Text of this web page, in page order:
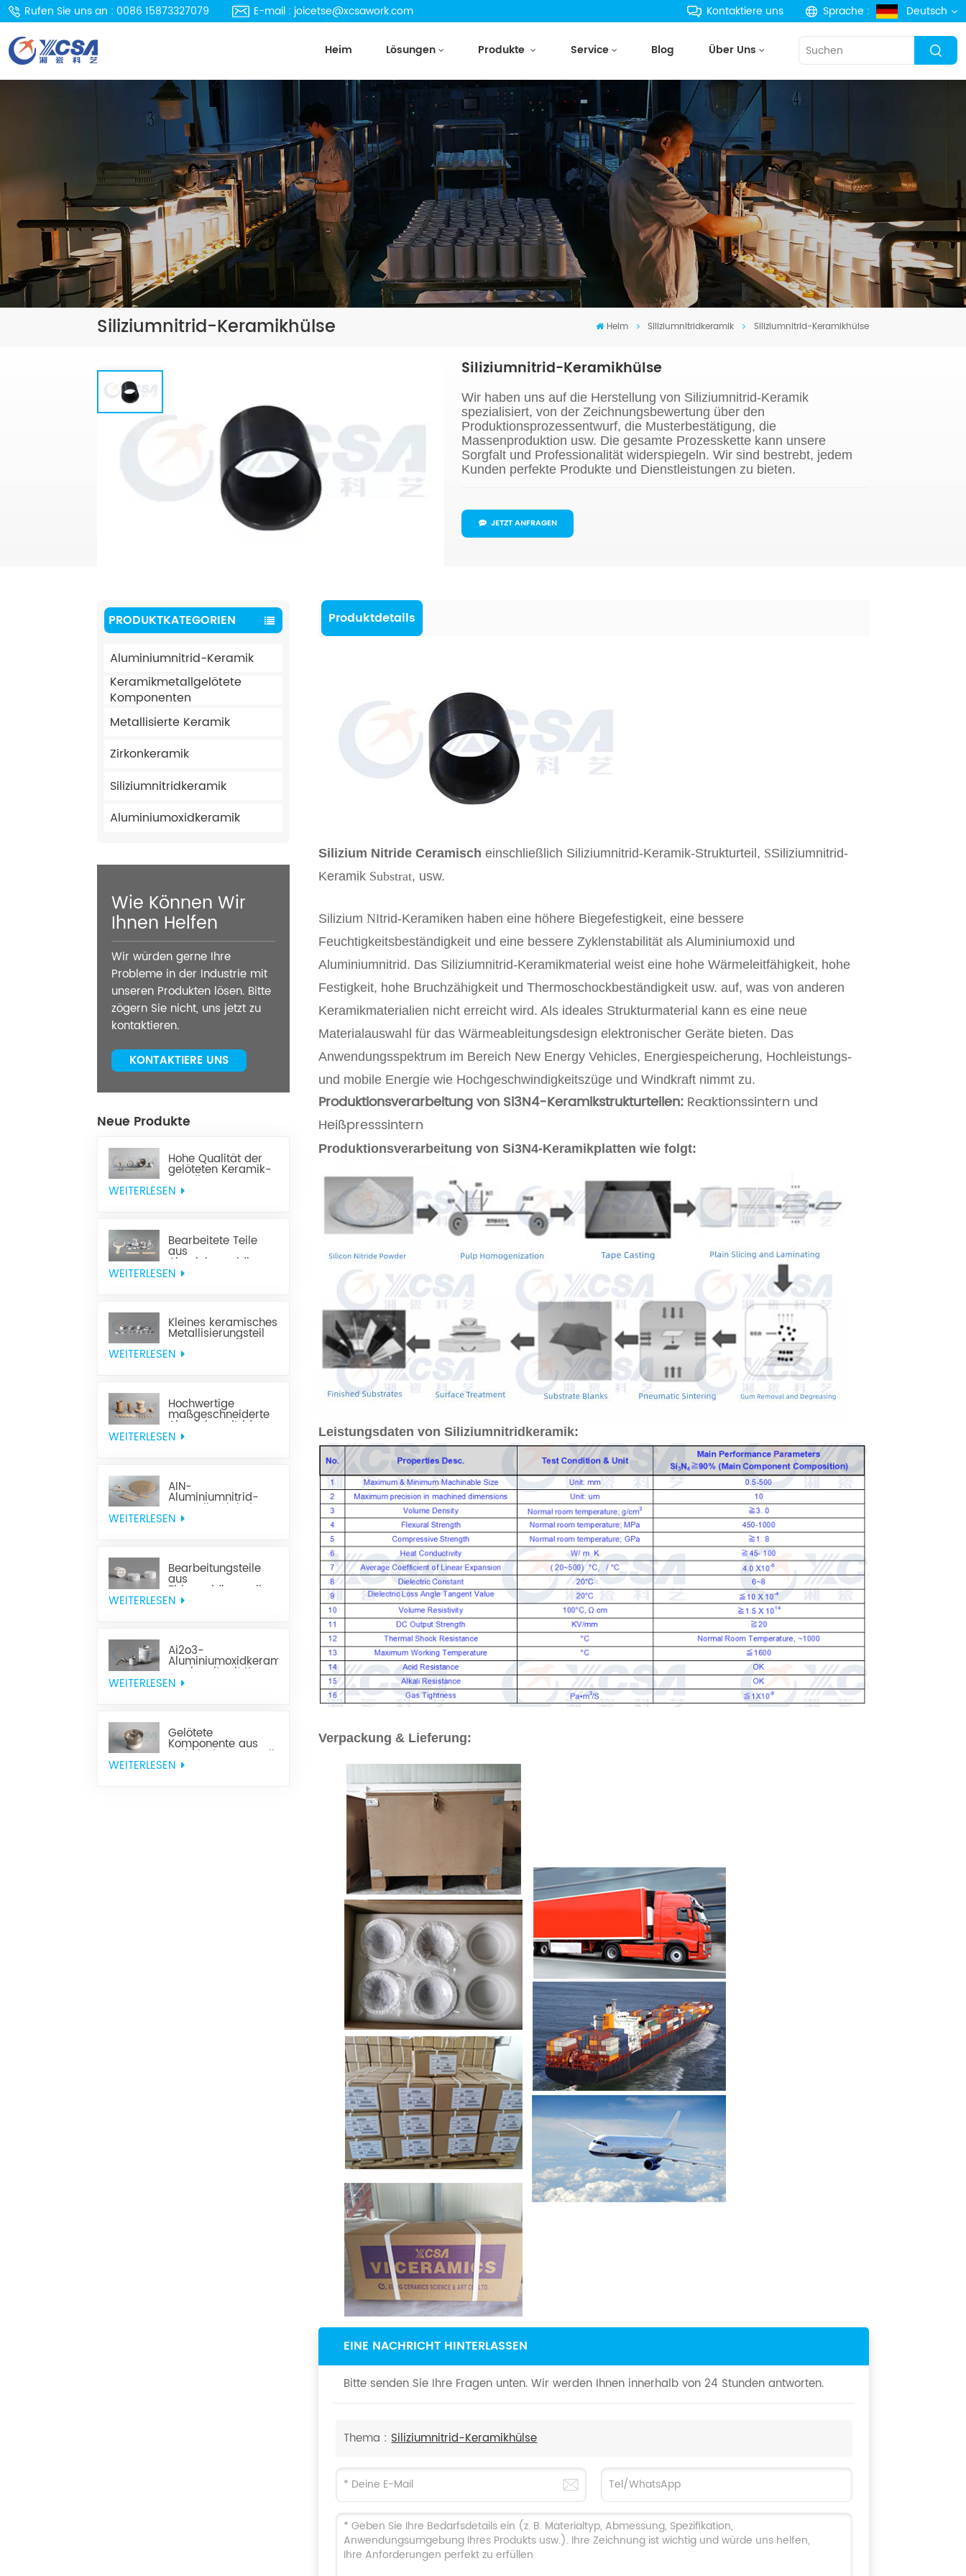
Rufen Sie uns an : 0086 15873327079 E-mail : joicetse@xcsawork.com Kontaktiere uns Sprache : Deutsch
русский
português
한국의
Türkçe
Heim Lösungen Produkte Service Blog Über Uns
Siliziumnitrid-Keramikhülse Heim Siliziumnitridkeramik Siliziumnitrid-Keramikhülse
Siliziumnitrid-Keramikhülse
Wir haben uns auf die Herstellung von Siliziumnitrid-Keramik
spezialisiert, von der Zeichnungsbewertung über den
Produktionsprozessentwurf, die Musterbestätigung, die
Massenproduktion usw. Die gesamte Prozesskette kann unsere
Sorgfalt und Professionalität widerspiegeln. Wir sind bestrebt, jedem
Kunden perfekte Produkte und Dienstleistungen zu bieten.
JETZT ANFRAGEN
PRODUKTKATEGORIEN
Aluminiumnitrid-Keramik
Keramikmetallgelötete
Komponenten
Metallisierte Keramik
Zirkonkeramik
Siliziumnitridkeramik
Aluminiumoxidkeramik
Wie Können Wir
Ihnen Helfen
Wir würden gerne Ihre
Probleme in der Industrie mit
unseren Produkten lösen. Bitte
zögern Sie nicht, uns jetzt zu
kontaktieren.
KONTAKTIERE UNS
Neue Produkte
Hohe Qualität der
gelöteten Keramik-
Metall-
Komponenten
WEITERLESEN
Bearbeitete Teile
aus
Aluminiumoxidkeramik
WEITERLESEN
Kleines keramisches
Metallisierungsteil
WEITERLESEN
Hochwertige
maßgeschneiderte
Aluminiumnitrid-
Keramik
WEITERLESEN
AIN-
Aluminiumnitrid-
Keramik mit hoher
Wärmeleitfähigkeit
WEITERLESEN
Bearbeitungsteile
aus
Zirkonoxidkeramik
WEITERLESEN
Ai2o3-
Aluminiumoxidkeramik,
versiegelt mit Kovar
WEITERLESEN
Gelötete
Komponente aus
technischer Keramik
WEITERLESEN
Produktdetails
Silizium Nitride Ceramisch einschließlich Siliziumnitrid-Keramik-Strukturteil, SSiliziumnitrid-
Keramik Substrat, usw.
Silizium NItrid-Keramiken haben eine höhere Biegefestigkeit, eine bessere
Feuchtigkeitsbeständigkeit und eine bessere Zyklenstabilität als Aluminiumoxid und
Aluminiumnitrid. Das Siliziumnitrid-Keramikmaterial weist eine hohe Wärmeleitfähigkeit, hohe
Festigkeit, hohe Bruchzähigkeit und Thermoschockbeständigkeit usw. auf, was von anderen
Keramikmaterialien nicht erreicht wird. Als ideales Strukturmaterial kann es eine neue
Materialauswahl für das Wärmeableitungsdesign elektronischer Geräte bieten. Das
Anwendungsspektrum im Bereich New Energy Vehicles, Energiespeicherung, Hochleistungs-
und mobile Energie wie Hochgeschwindigkeitszüge und Windkraft nimmt zu.
Produktionsverarbeitung von Si3N4-Keramikstrukturteilen: Reaktionssintern und
Heißpresssintern
Produktionsverarbeitung von Si3N4-Keramikplatten wie folgt:
Leistungsdaten von Siliziumnitridkeramik:
Verpackung & Lieferung:
EINE NACHRICHT HINTERLASSEN
Bitte senden Sie Ihre Fragen unten. Wir werden Ihnen innerhalb von 24 Stunden antworten.
Thema :Siliziumnitrid-Keramikhülse